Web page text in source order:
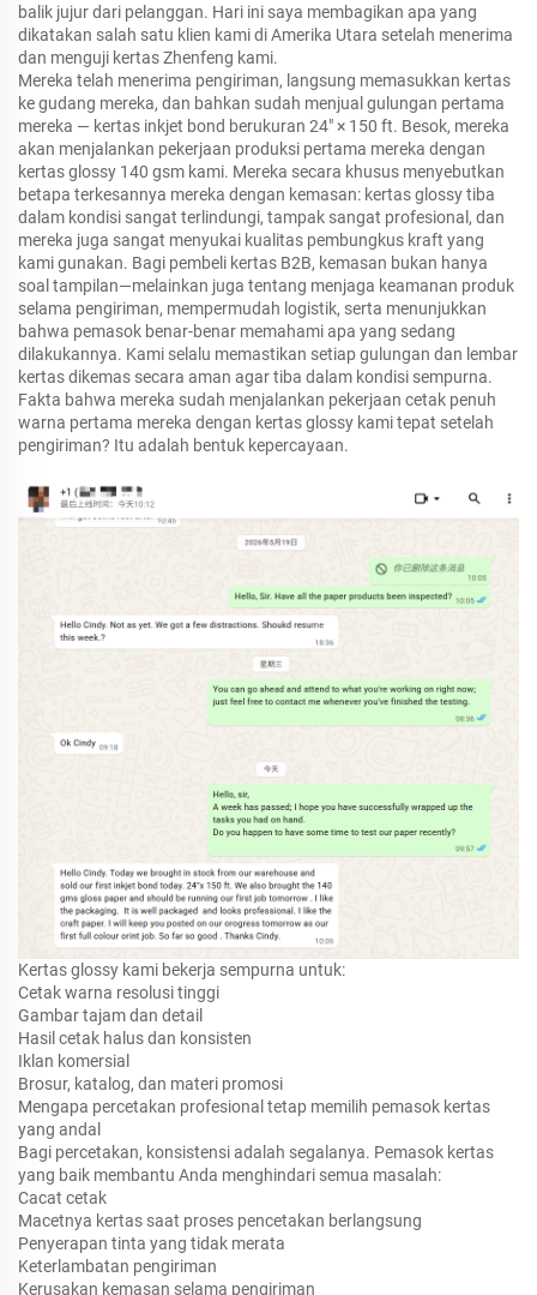
balik jujur dari pelanggan. Hari ini saya membagikan apa yang
dikatakan salah satu klien kami di Amerika Utara setelah menerima
dan menguji kertas Zhenfeng kami.
Mereka telah menerima pengiriman, langsung memasukkan kertas
ke gudang mereka, dan bahkan sudah menjual gulungan pertama
mereka — kertas inkjet bond berukuran 24" × 150 ft. Besok, mereka
akan menjalankan pekerjaan produksi pertama mereka dengan
kertas glossy 140 gsm kami. Mereka secara khusus menyebutkan
betapa terkesannya mereka dengan kemasan: kertas glossy tiba
dalam kondisi sangat terlindungi, tampak sangat profesional, dan
mereka juga sangat menyukai kualitas pembungkus kraft yang
kami gunakan. Bagi pembeli kertas B2B, kemasan bukan hanya
soal tampilan—melainkan juga tentang menjaga keamanan produk
selama pengiriman, mempermudah logistik, serta menunjukkan
bahwa pemasok benar-benar memahami apa yang sedang
dilakukannya. Kami selalu memastikan setiap gulungan dan lembar
kertas dikemas secara aman agar tiba dalam kondisi sempurna.
Fakta bahwa mereka sudah menjalankan pekerjaan cetak penuh
warna pertama mereka dengan kertas glossy kami tepat setelah
pengiriman? Itu adalah bentuk kepercayaan.
Kertas glossy kami bekerja sempurna untuk:
Cetak warna resolusi tinggi
Gambar tajam dan detail
Hasil cetak halus dan konsisten
Iklan komersial
Brosur, katalog, dan materi promosi
Mengapa percetakan profesional tetap memilih pemasok kertas
yang andal
Bagi percetakan, konsistensi adalah segalanya. Pemasok kertas
yang baik membantu Anda menghindari semua masalah:
Cacat cetak
Macetnya kertas saat proses pencetakan berlangsung
Penyerapan tinta yang tidak merata
Keterlambatan pengiriman
Kerusakan kemasan selama pengiriman